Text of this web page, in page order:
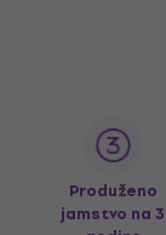
Produženo
jamstvo na 3